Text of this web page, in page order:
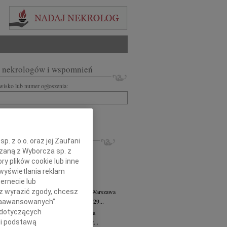
nekrologów i wspomnień
lub numer ogłoszenia:
Warszawa
Wydziału dr hab. Julii Kubisie,...
Warszawa
kochanej i dzielnej Marylce Butruk...
Duniecwiek: 7907.08.2026
Warszawa
żalem przyjęliśmy wiadomość, że 29...
Kościelska
Warszawa
3 sierpnia 2026 roku zmarła Profesor...
z o.o. oraz jej Zaufani
z Wyborcza sp. z
plików cookie lub inne
reklam
lub
wyrazić zgody, chcesz
podstawą